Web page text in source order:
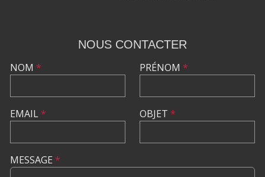
NOUS CONTACTER
NOM *
EMAIL*
PRÉNOM *
OBJET *
MESSAGE *